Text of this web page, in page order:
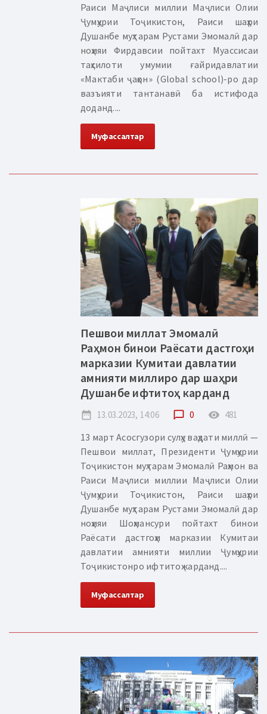
Раиси Маҷлиси миллии Маҷлиси Олии
Ҷумҳурии Тоҷикистон, Раиси шаҳри
Душанбе муҳтарам Рустами Эмомалӣ дар
ноҳияи Фирдавсии пойтахт Муассисаи
таҳсилоти умумии ғайридавлатии
«Мактаби ҷаҳон» (Global school)-ро дар
вазъияти тантанавӣ ба истифода
доданд....
Муфассалтар
Пешвои миллат Эмомалӣ
Раҳмон бинои Раёсати дастгоҳи
марказии Кумитаи давлатии
амнияти миллиро дар шаҳри
Душанбе ифтитоҳ карданд
date_range 13.03.2023, 14:06 chat_bubble_outline 0 remove_red_eye 481
13 март Асосгузори сулҳу ваҳдати миллӣ —
Пешвои миллат, Президенти Ҷумҳурии
Тоҷикистон муҳтарам Эмомалӣ Раҳмон ва
Раиси Маҷлиси миллии Маҷлиси Олии
Ҷумҳурии Тоҷикистон, Раиси шаҳри
Душанбе муҳтарам Рустами Эмомалӣ дар
ноҳияи Шоҳмансури пойтахт бинои
Раёсати дастгоҳи марказии Кумитаи
давлатии амнияти миллии Ҷумҳурии
Тоҷикистонро ифтитоҳ карданд....
Муфассалтар